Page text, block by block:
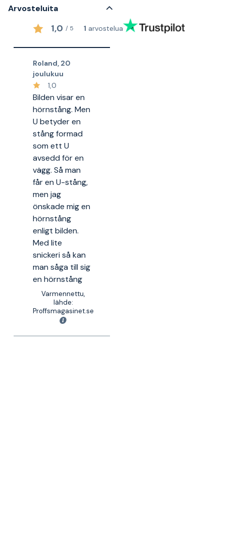
Arvosteluita
1,0 / 5 1 arvostelua
Roland, 20
joulukuu
1,0
Bilden visar en
hörnstång. Men
U betyder en
stång formad
som ett U
avsedd för en
vägg. Så man
får en U-stång,
men jag
önskade mig en
hörnstång
enligt bilden.
Med lite
snickeri så kan
man såga till sig
en hörnstång
Varmennettu,
lähde:
Proffsmagasinet.se